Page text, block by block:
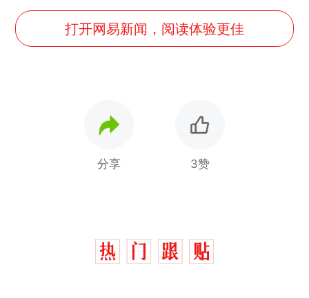
打开网易新闻，阅读体验更佳
分享 3赞